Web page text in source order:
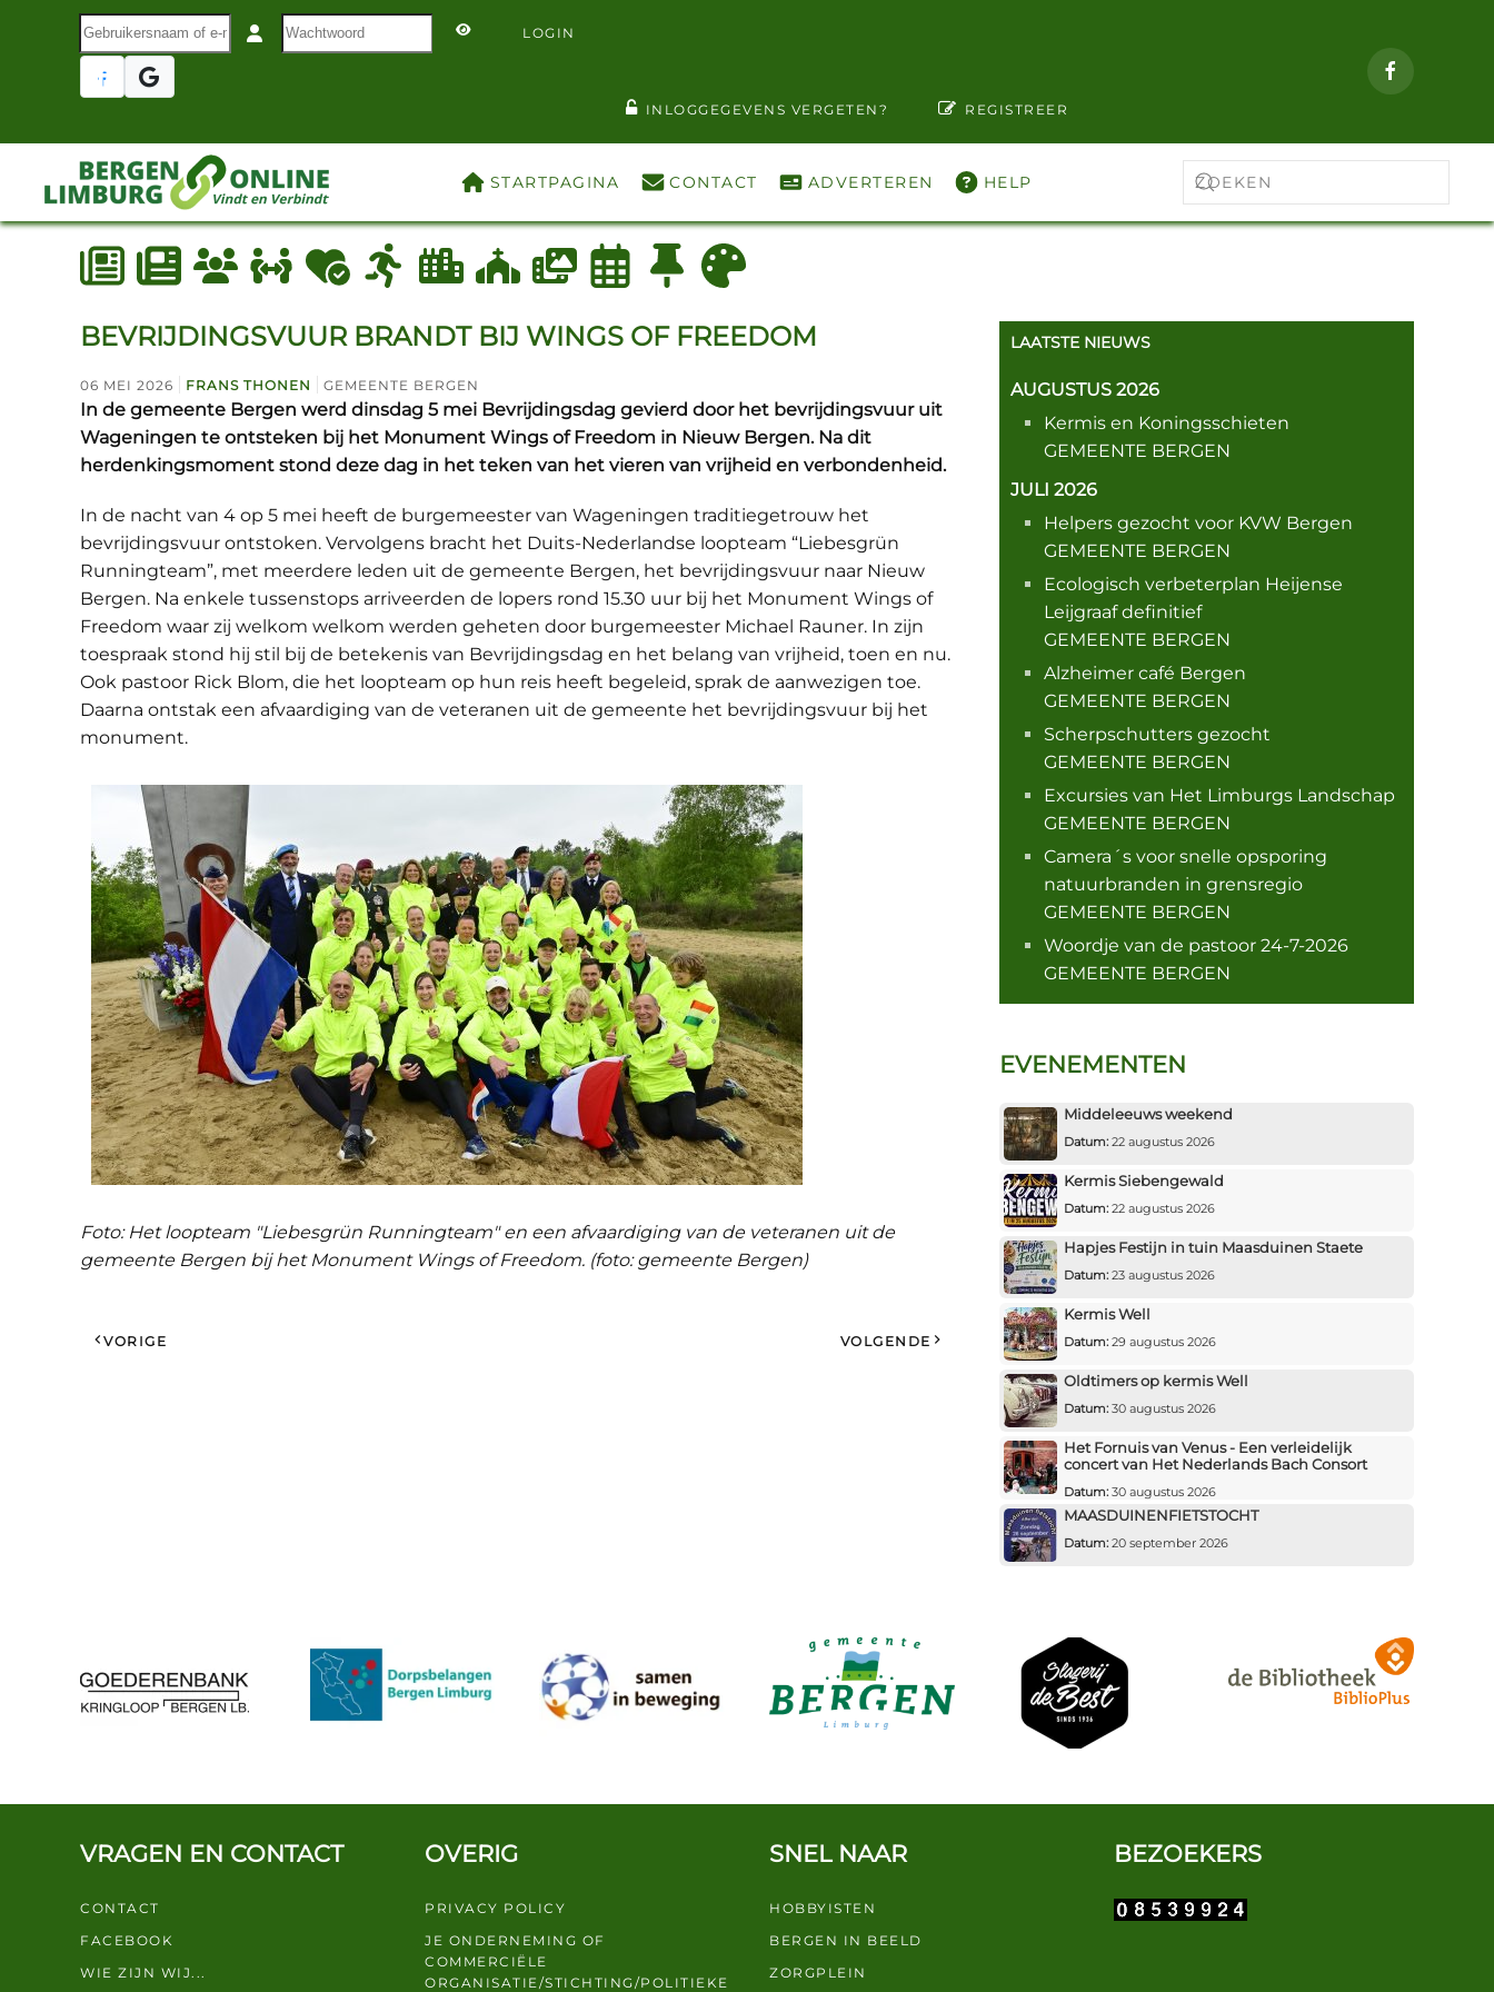
Terug naar hoofdinhoud
Gebruikersnaam of e-mail
LOGIN
INLOGGEGEVENS VERGETEN? REGISTREER
STARTPAGINA CONTACT ADVERTEREN HELP
BEVRIJDINGSVUUR BRANDT BIJ WINGS OF FREEDOM
06 MEI 2026 FRANS THONEN GEMEENTE BERGEN
In de gemeente Bergen werd dinsdag 5 mei Bevrijdingsdag gevierd door het bevrijdingsvuur uit
Wageningen te ontsteken bij het Monument Wings of Freedom in Nieuw Bergen. Na dit
herdenkingsmoment stond deze dag in het teken van het vieren van vrijheid en verbondenheid.
In de nacht van 4 op 5 mei heeft de burgemeester van Wageningen traditiegetrouw het
bevrijdingsvuur ontstoken. Vervolgens bracht het Duits-Nederlandse loopteam “Liebesgrün
Runningteam”, met meerdere leden uit de gemeente Bergen, het bevrijdingsvuur naar Nieuw
Bergen. Na enkele tussenstops arriveerden de lopers rond 15.30 uur bij het Monument Wings of
Freedom waar zij welkom welkom werden geheten door burgemeester Michael Rauner. In zijn
toespraak stond hij stil bij de betekenis van Bevrijdingsdag en het belang van vrijheid, toen en nu.
Ook pastoor Rick Blom, die het loopteam op hun reis heeft begeleid, sprak de aanwezigen toe.
Daarna ontstak een afvaardiging van de veteranen uit de gemeente het bevrijdingsvuur bij het
monument.
Foto: Het loopteam "Liebesgrün Runningteam" en een afvaardiging van de veteranen uit de
gemeente Bergen bij het Monument Wings of Freedom. (foto: gemeente Bergen)
VORIGE VOLGENDE
LAATSTE NIEUWS
AUGUSTUS 2026
Kermis en Koningsschieten
GEMEENTE BERGEN
JULI 2026
Helpers gezocht voor KVW Bergen
GEMEENTE BERGEN
Ecologisch verbeterplan Heijense
Leijgraaf definitief
GEMEENTE BERGEN
Alzheimer café Bergen
GEMEENTE BERGEN
Scherpschutters gezocht
GEMEENTE BERGEN
Excursies van Het Limburgs Landschap
GEMEENTE BERGEN
Camera´s voor snelle opsporing
natuurbranden in grensregio
GEMEENTE BERGEN
Woordje van de pastoor 24-7-2026
GEMEENTE BERGEN
EVENEMENTEN
Middeleeuws weekend
Datum:22 augustus 2026
Kermis Siebengewald
Datum:22 augustus 2026
Hapjes Festijn in tuin Maasduinen Staete
Datum:23 augustus 2026
Kermis Well
Datum:29 augustus 2026
Oldtimers op kermis Well
Datum:30 augustus 2026
Het Fornuis van Venus - Een verleidelijk
concert van Het Nederlands Bach Consort
Datum:30 augustus 2026
MAASDUINENFIETSTOCHT
Datum:20 september 2026
VRAGEN EN CONTACT
CONTACT
FACEBOOK
WIE ZIJN WIJ...
OVERIG
PRIVACY POLICY
JE ONDERNEMING OF
COMMERCIËLE
ORGANISATIE/STICHTING/POLITIEKE
SNEL NAAR
HOBBYISTEN
BERGEN IN BEELD
ZORGPLEIN
BEZOEKERS